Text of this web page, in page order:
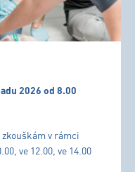
2026 od 8.00
v rámci
ve 12.00, ve 14.00